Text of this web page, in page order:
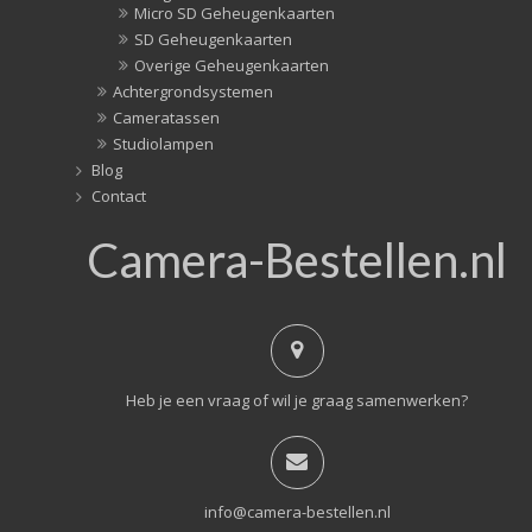
Micro SD Geheugenkaarten
SD Geheugenkaarten
Overige Geheugenkaarten
Achtergrondsystemen
Cameratassen
Studiolampen
Blog
Contact
Camera-Bestellen.nl
Heb je een vraag of wil je graag samenwerken?
info@camera-bestellen.nl